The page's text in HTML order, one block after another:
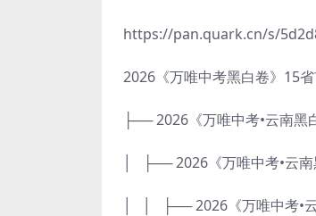
https://pan.quark.cn/s/
2026《万唯中考黑白卷》15
├── 2026《万唯中考•云南黑
│ ├── 2026《万唯中考•云
│ │ ├── 2026《万唯中考•